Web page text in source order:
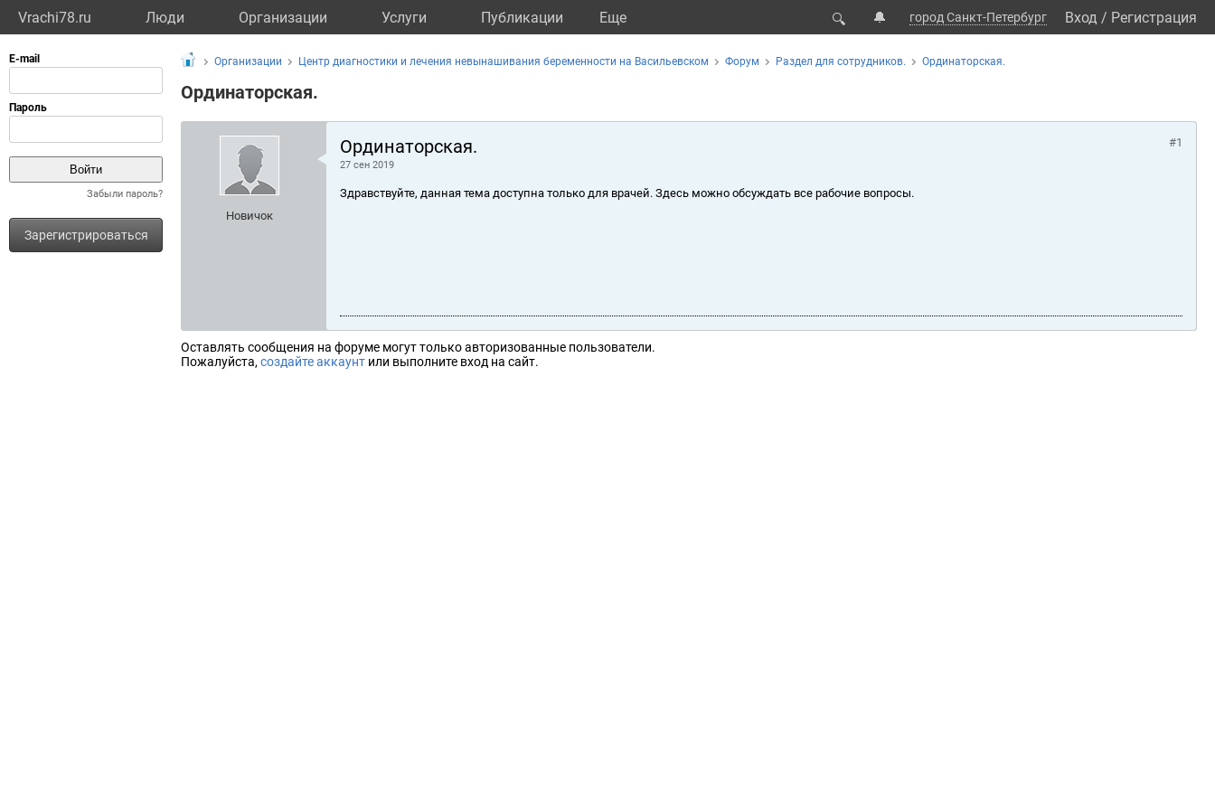
Vrachi78.ru Люди Организации Услуги Публикации Eще 🔍 🔔 город Санкт-Петербург Вход / Регистрация
Забыли пароль?
Зарегистрироваться
Организации Центр диагностики и лечения невынашивания беременности на Васильевском Форум Раздел для сотрудников. Ординаторская.
Ординаторская.
Новичок
Ординаторская.
27 сен 2019
#1
Здравствуйте, данная тема доступна только для врачей. Здесь можно обсуждать все рабочие вопросы.
Оставлять сообщения на форуме могут только авторизованные пользователи.
Пожалуйста, создайте аккаунт или выполните вход на сайт.